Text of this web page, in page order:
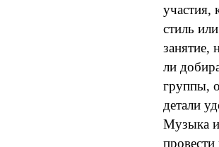
участия,
стиль
занятие,
ли
группы,
детали
Музыка